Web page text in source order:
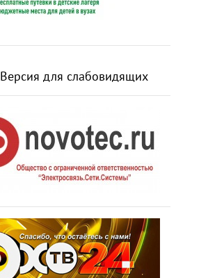
Версия для слабовидящих